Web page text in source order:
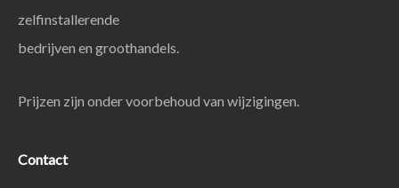
zelfinstallerende
bedrijven en groothandels.
Prijzen zijn onder voorbehoud van wijzigingen.
Contact